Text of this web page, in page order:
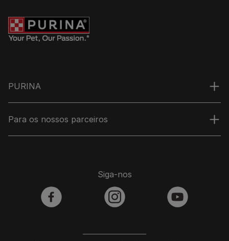
PURINA
Para os nossos parceiros
Siga-nos
facebook instagram youtube